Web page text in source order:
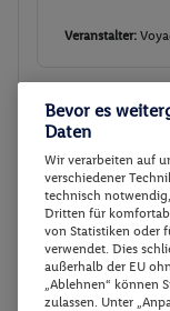
Veranstalter:
30
Apartment
Buchen
Apartment
07.11. -
Bevor es
Daten
Wir verarbeiten auf
verschiedener
technisch
Dritten für
von Statistiken oder
verwendet. Dies
außerhalb der EU
„Ablehnen“ können
zulassen. Unter